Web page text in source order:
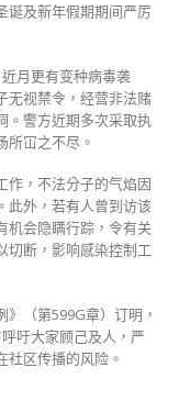
诞及新年假期期间严厉
月更有变种病毒袭
无视禁令，经营非法赌
。警方近期多次采取执
所冚之不尽。
作，不法分子的气焰因
此外，若有人曾到访该
机会隐瞒行踪，令有关
切断，影响感染控制工
（第599G章）订明，
吁大家顾己及人，严
区传播的风险。